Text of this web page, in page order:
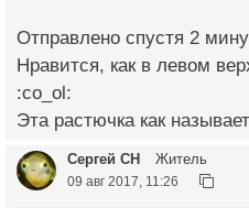
Отправлено спустя 2
Нравится, как в левом
:co_ol:
Эта растючка как
Сергей СН Житель
09 авг 2017, 11:26